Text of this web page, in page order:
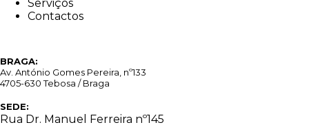
Serviços
Contactos
BRAGA:
Av. António Gomes Pereira, nº133
4705-630 Tebosa / Braga
SEDE:
Rua Dr. Manuel Ferreira nº145